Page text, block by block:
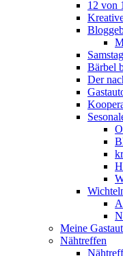
12 von
Bärbel
Der
Meine
Nähtreffen